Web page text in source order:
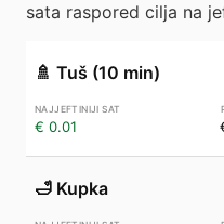
sata raspored cilja na
🚿 Tuš (10 min)
€ 0.01
🛁 Kupka